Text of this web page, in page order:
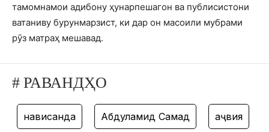
тамомнамои адибону ҳунарпешагон ва публисистони
ватаниву бурунмарзист, ки дар он масоили мубрами
рӯз матраҳ мешавад.
# РАВАНДҲО
нависанда Абдулҳамид Самад ҳаҷвия